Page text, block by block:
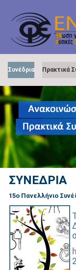
Συνέδρια Πρακτικά
ΣΥΝΕΔΡΙΑ
15ο Πανελλήνιο